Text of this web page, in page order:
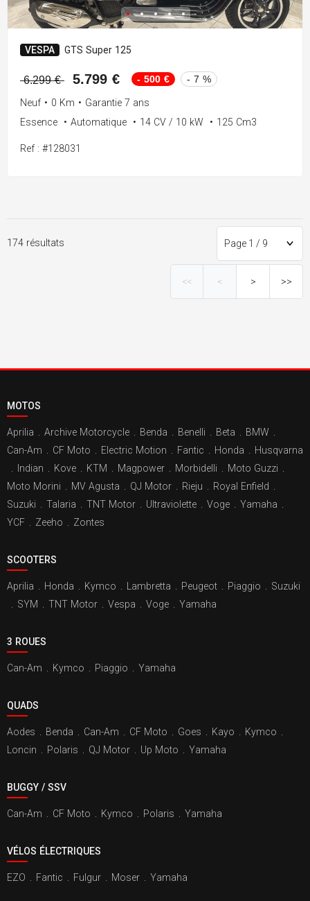
VESPA GTS Super 125
6.299 € 5.799 € - 500 € - 7 %
Neuf • 0 Km • Garantie 7 ans
Essence
• Automatique • 14 CV / 10 kW • 125 Cm3
Ref : #128031
174 résultats
<< < > >>
MOTOS
Aprilia Archive Motorcycle Benda Benelli Beta BMW
Can-Am
CF Moto Electric Motion Fantic Honda
Husqvarna
Indian Kove KTM Magpower Morbidelli Moto Guzzi
Moto Morini
MV Agusta QJ Motor Rieju Royal Enfield
Suzuki
Talaria TNT Motor Ultraviolette Voge Yamaha
YCF
Zeeho Zontes
SCOOTERS
Aprilia Honda Kymco Lambretta Peugeot Piaggio
Suzuki
SYM TNT Motor Vespa Voge Yamaha
3 ROUES
Can-Am Kymco Piaggio Yamaha
QUADS
Aodes Benda Can-Am CF Moto Goes Kayo Kymco
Loncin
Polaris QJ Motor Up Moto Yamaha
BUGGY / SSV
Can-Am CF Moto Kymco Polaris Yamaha
VÉLOS ÉLECTRIQUES
EZO Fantic Fulgur Moser Yamaha